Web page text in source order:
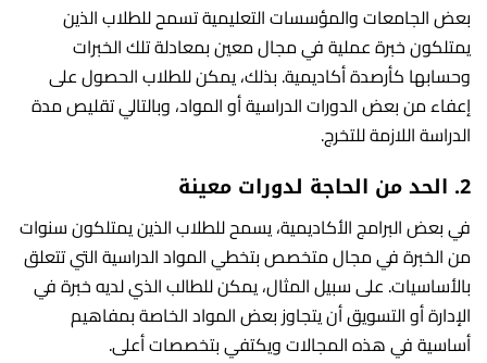
بعض الجامعات والمؤسسات التعليمية تسمح للطلاب الذين
يمتلكون خبرة عملية في مجال معين بمعادلة تلك الخبرات
وحسابها كأرصدة أكاديمية. بذلك، يمكن للطلاب الحصول على
إعفاء من بعض الدورات الدراسية أو المواد، وبالتالي تقليص مدة
الدراسة اللازمة للتخرج.
2. الحد من الحاجة لدورات معينة
في بعض البرامج الأكاديمية، يسمح للطلاب الذين يمتلكون سنوات
من الخبرة في مجال متخصص بتخطي المواد الدراسية التي تتعلق
بالأساسيات. على سبيل المثال، يمكن للطالب الذي لديه خبرة في
الإدارة أو التسويق أن يتجاوز بعض المواد الخاصة بمفاهيم
أساسية في هذه المجالات ويكتفي بتخصصات أعلى.